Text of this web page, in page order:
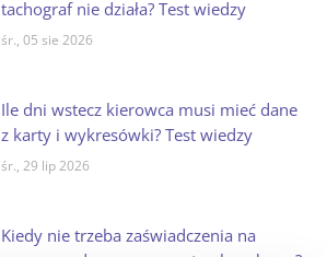
tachograf nie działa? Test wiedzy
śr., 05 sie 2026
Ile dni wstecz kierowca musi mieć dane
z karty i wykresówki? Test wiedzy
śr., 29 lip 2026
Kiedy nie trzeba zaświadczenia na